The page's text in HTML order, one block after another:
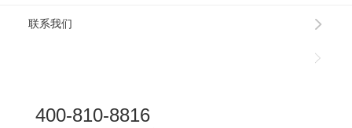
联系我们
400-810-8816